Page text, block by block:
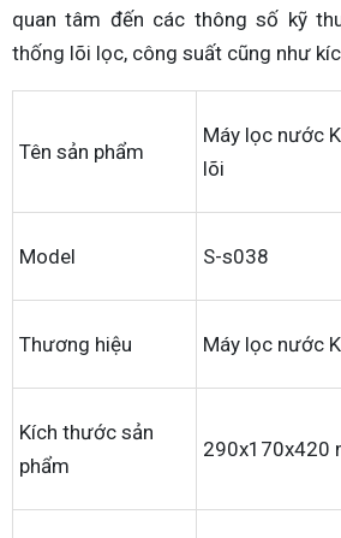
quan tâm đến các thông số kỹ
thống lõi lọc, công suất cũng như
Tên sản phẩm
Máy lọc nước
lõi
Model S-s038
Thương hiệu Máy lọc nước
Kích thước sản
phẩm
290x170x420